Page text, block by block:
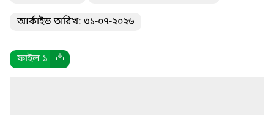
আর্কাইভ তারিখ: ৩১-০৭-২০২৬
ফাইল ১